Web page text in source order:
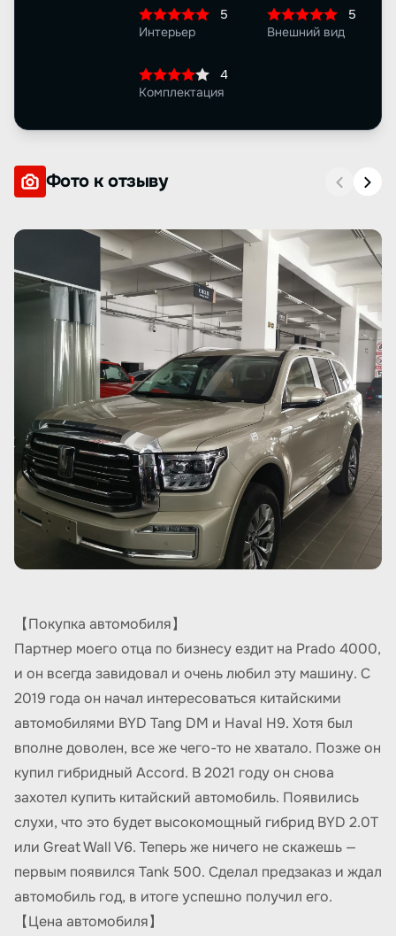
5
Интерьер
5
Внешний вид
4
Комплектация
Фото к отзыву
【Покупка автомобиля】
Партнер моего отца по бизнесу ездит на Prado 4000,
и он всегда завидовал и очень любил эту машину. С
2019 года он начал интересоваться китайскими
автомобилями BYD Tang DM и Haval H9. Хотя был
вполне доволен, все же чего-то не хватало. Позже он
купил гибридный Accord. В 2021 году он снова
захотел купить китайский автомобиль. Появились
слухи, что это будет высокомощный гибрид BYD 2.0T
или Great Wall V6. Теперь же ничего не скажешь —
первым появился Tank 500. Сделал предзаказ и ждал
автомобиль год, в итоге успешно получил его.
【Цена автомобиля】